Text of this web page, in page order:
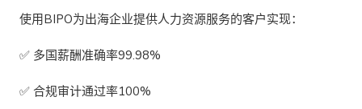
使用BIPO为出海企业提供人力资源服务的客户实现：
✅ 多国薪酬准确率99.98%
✅ 合规审计通过率100%